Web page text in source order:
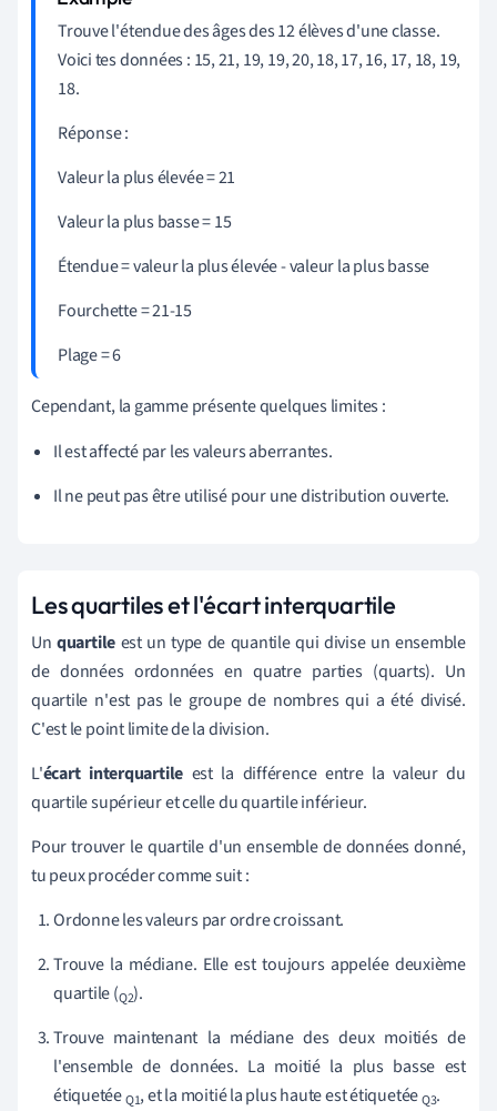
Trouve l'étendue des âges des 12 élèves d'une classe.
Voici tes données : 15, 21, 19, 19, 20, 18, 17, 16, 17, 18, 19,
18.
Réponse :
Valeur la plus élevée = 21
Valeur la plus basse = 15
Étendue = valeur la plus élevée - valeur la plus basse
Fourchette = 21-15
Plage = 6
Cependant, la gamme présente quelques limites :
Il est affecté par les valeurs aberrantes.
Il ne peut pas être utilisé pour une distribution ouverte.
Les quartiles et l'écart interquartile
Un quartile est un type de quantile qui divise un ensemble
de données ordonnées en quatre parties (quarts). Un
quartile n'est pas le groupe de nombres qui a été divisé.
C'est le point limite de la division.
L'écart interquartile est la différence entre la valeur du
quartile supérieur et celle du quartile inférieur.
Pour trouver le quartile d'un ensemble de données donné,
tu peux procéder comme suit :
Ordonne les valeurs par ordre croissant.
Trouve la médiane. Elle est toujours appelée deuxième
quartile (Q2).
Trouve maintenant la médiane des deux moitiés de
l'ensemble de données. La moitié la plus basse est
étiquetéeQ1, et la moitié la plus haute est étiquetéeQ3.